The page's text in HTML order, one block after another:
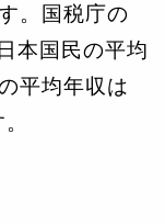
。国税庁の
本国民の平均
平均年収は